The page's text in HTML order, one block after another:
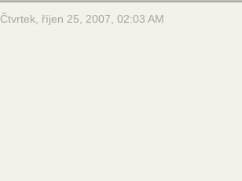
Čtvrtek, říjen 25, 2007, 02:03 AM